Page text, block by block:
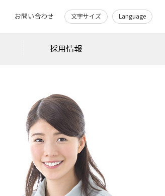
お問い合わせ 文字サイズ Language
採用情報